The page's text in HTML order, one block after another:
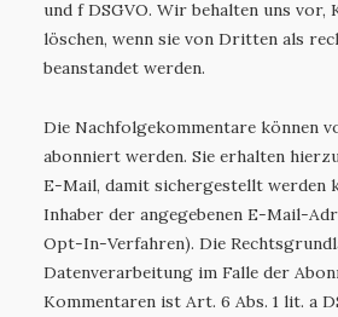
und f DSGVO. Wir behalten uns vor,
löschen, wenn sie von Dritten als
beanstandet werden.
Die Nachfolgekommentare können
abonniert werden. Sie erhalten
E-Mail, damit sichergestellt werden
Inhaber der angegebenen E-Mail-
Opt-In-Verfahren). Die
Datenverarbeitung im Falle der
Kommentaren ist Art. 6 Abs. 1 lit. a